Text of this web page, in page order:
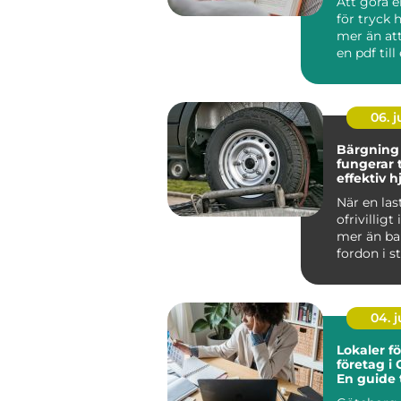
för tryck
mer än
en pdf till
06.
Bärgning
fungerar
effektiv
När en
ofrivilligt
mer än
fordon i
04.
Lokaler
företag i
En